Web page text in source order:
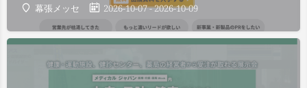
幕張メッセ
2026-10-07 - 2026-10-09